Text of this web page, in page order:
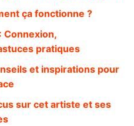
ça fonctionne ?
Connexion,
pratiques
et inspirations pour
sur cet artiste et ses